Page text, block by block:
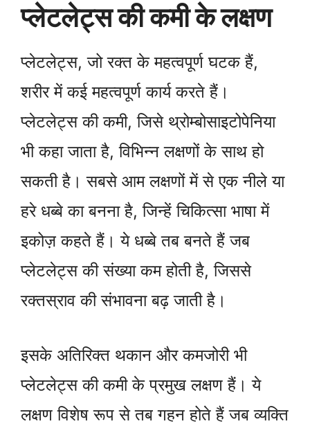
प्लेटलेट्स की कमी के लक्षण
प्लेटलेट्स, जो रक्त के महत्वपूर्ण घटक हैं,
शरीर में कई महत्वपूर्ण कार्य करते हैं।
प्लेटलेट्स की कमी, जिसे थ्रोम्बोसाइटोपेनिया
भी कहा जाता है, विभिन्न लक्षणों के साथ हो
सकती है। सबसे आम लक्षणों में से एक नीले या
हरे धब्बे का बनना है, जिन्हें चिकित्सा भाषा में
इकोज़ कहते हैं। ये धब्बे तब बनते हैं जब
प्लेटलेट्स की संख्या कम होती है, जिससे
रक्तस्राव की संभावना बढ़ जाती है।
इसके अतिरिक्त थकान और कमजोरी भी
प्लेटलेट्स की कमी के प्रमुख लक्षण हैं। ये
लक्षण विशेष रूप से तब गहन होते हैं जब व्यक्ति